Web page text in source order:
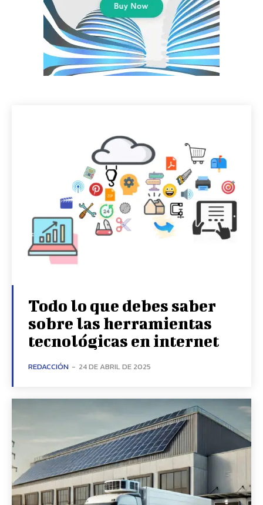
Todo lo que debes saber
sobre las herramientas
tecnológicas en internet
REDACCIÓN - 24 DE ABRIL DE 2025